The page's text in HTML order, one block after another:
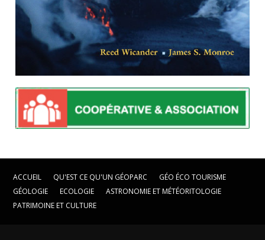
ACCUEIL QU'EST CE QU'UN GÉOPARC
GÉO ÉCO TOURISME
GÉOLOGIE
ECOLOGIE
ASTRONOMIE ET MÉTÉORITOLOGIE
PATRIMOINE ET CULTURE